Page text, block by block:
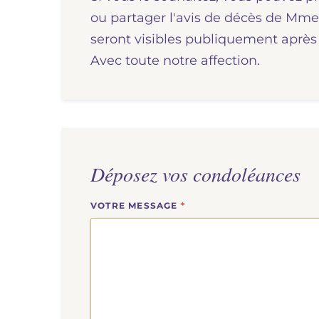
ou partager l'avis de décès de
seront visibles publiquement
Avec toute notre affection.
Déposez vos condoléances
VOTRE MESSAGE *